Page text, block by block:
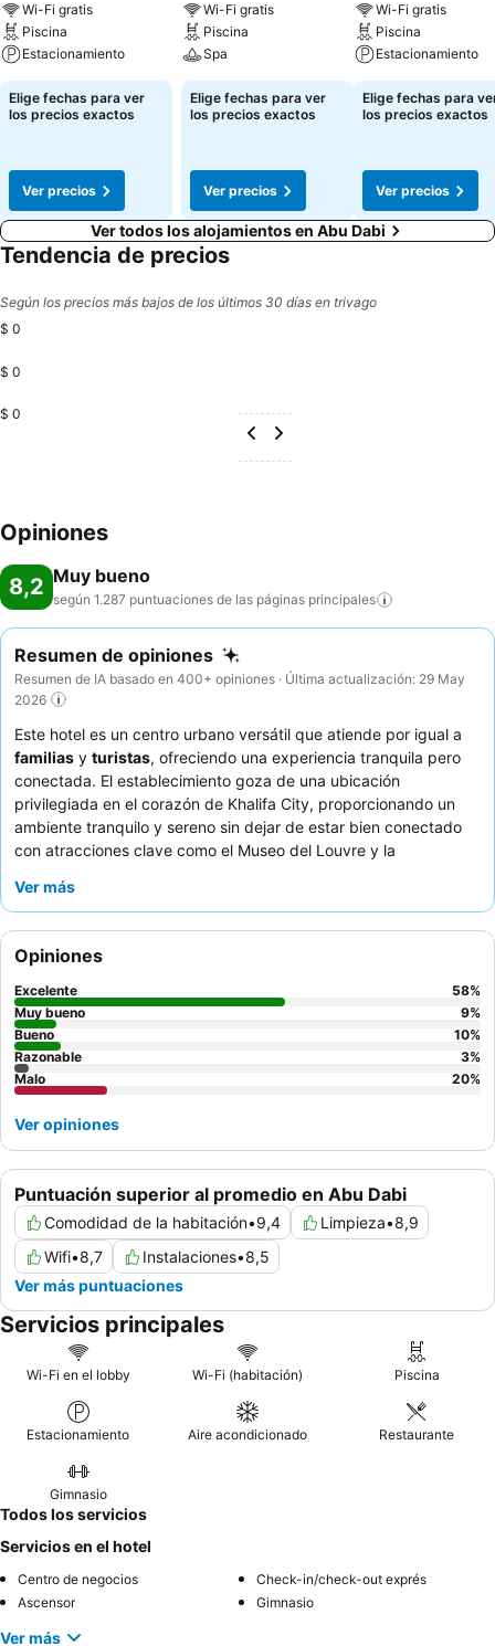
Wi-Fi gratis
Piscina
Estacionamiento
Elige fechas para ver
los precios exactos
Ver precios
Wi-Fi gratis
Piscina
Spa
Elige fechas para ver
los precios exactos
Ver precios
Wi-Fi gratis
Piscina
Estacionamiento
Elige fechas para
los precios exactos
Ver precios
Ver todos los alojamientos en Abu Dabi
Tendencia de precios
Según los precios más bajos de los últimos 30 días en trivago
$ 0
$ 0
$ 0
Opiniones
8,2 Muy bueno
según 1.287 puntuaciones de las páginas principales
Resumen de opiniones
Resumen de IA basado en 400+ opiniones · Última actualización: 29 May
2026
Este hotel es un centro urbano versátil que atiende por igual a
familias y turistas, ofreciendo una experiencia tranquila pero
conectada. El establecimiento goza de una ubicación
privilegiada en el corazón de Khalifa City, proporcionando un
ambiente tranquilo y sereno sin dejar de estar bien conectado
con atracciones clave como el Museo del Louvre y la
disponibilidad de
cocinas. Los huéspedes elogian constantemente al
amable y profesional
recomendable por sus sabrosas ofertas. Para una estancia
verdaderamente relajante, considere reservar una de las
habitaciones tipo apartamento para disfrutar de un amplio
espacio y comodidad.
Ver más
Puntuación superior al promedio en Abu Dabi
Comodidad de la habitación•9,4 Limpieza•8,9
Wifi•8,7 Instalaciones•8,5
Ver más puntuaciones
Opiniones
Excelente 58%
Muy bueno
9%
Bueno
10%
Razonable
3%
Malo
20%
Ver opiniones
Servicios principales
Wi-Fi en el lobby Wi-Fi (habitación) Piscina
Estacionamiento Aire acondicionado Restaurante
Gimnasio
Todos los servicios
Servicios en el hotel
Centro de negocios
Check-in/check-out exprés
Ascensor
Gimnasio
Ver más